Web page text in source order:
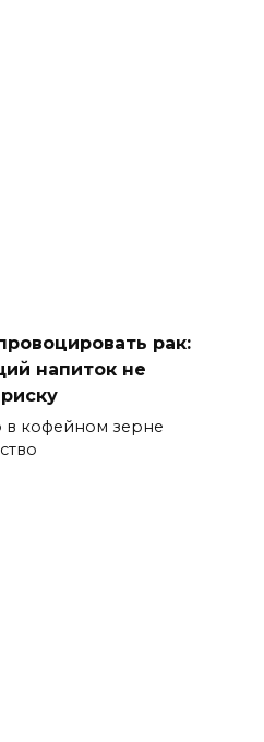
рак:
напиток не
в кофейном зерне